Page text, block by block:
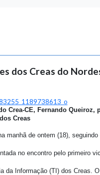
dos Creas do
CE, Fernando
Creas
de ontem (18),
no encontro pelo primeiro
Informação (TI) dos Creas.